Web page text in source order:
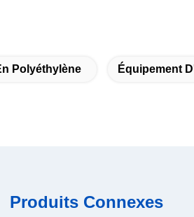
Polyéthylène Équipement
Produits Connexes